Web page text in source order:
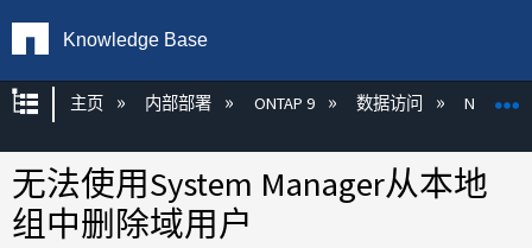
Knowledge Base
扩展/隐缩全局层次
主页 内部部署 ONTAP 9 数据访问 NAS
无法使用System Manager从本地
组中删除域用户